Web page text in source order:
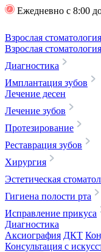
Ежедневно с 8:00
Взрослая стоматология
Взрослая стоматология
Диагностика
Имплантация зубов
Лечение десен
Лечение зубов
Протезирование
Реставрация зубов
Хирургия
Эстетическая
Гигиена полости рта
Исправление прикуса
Диагностика
Аксиография ДКТ
Консультация с